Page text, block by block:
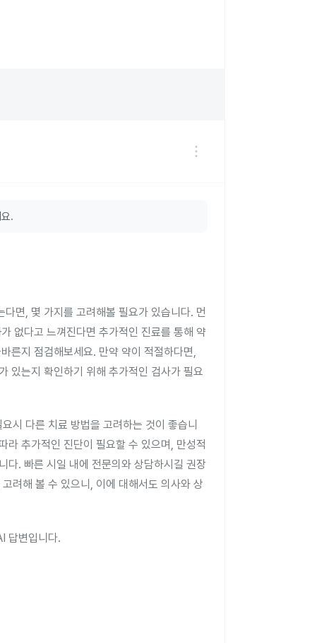
.
면, 몇 가지를 고려해볼 필요가 있습니다. 먼
없다고 느껴진다면 추가적인 진료를 통해 약
른지 점검해보세요. 만약 약이 적절하다면,
있는지 확인하기 위해 추가적인 검사가 필요
시 다른 치료 방법을 고려하는 것이 좋습니
라 추가적인 진단이 필요할 수 있으며, 만성적
다. 빠른 시일 내에 전문의와 상담하시길 권장
려해 볼 수 있으니, 이에 대해서도 의사와 상
답변입니다.